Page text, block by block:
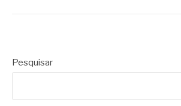
Pesquisar